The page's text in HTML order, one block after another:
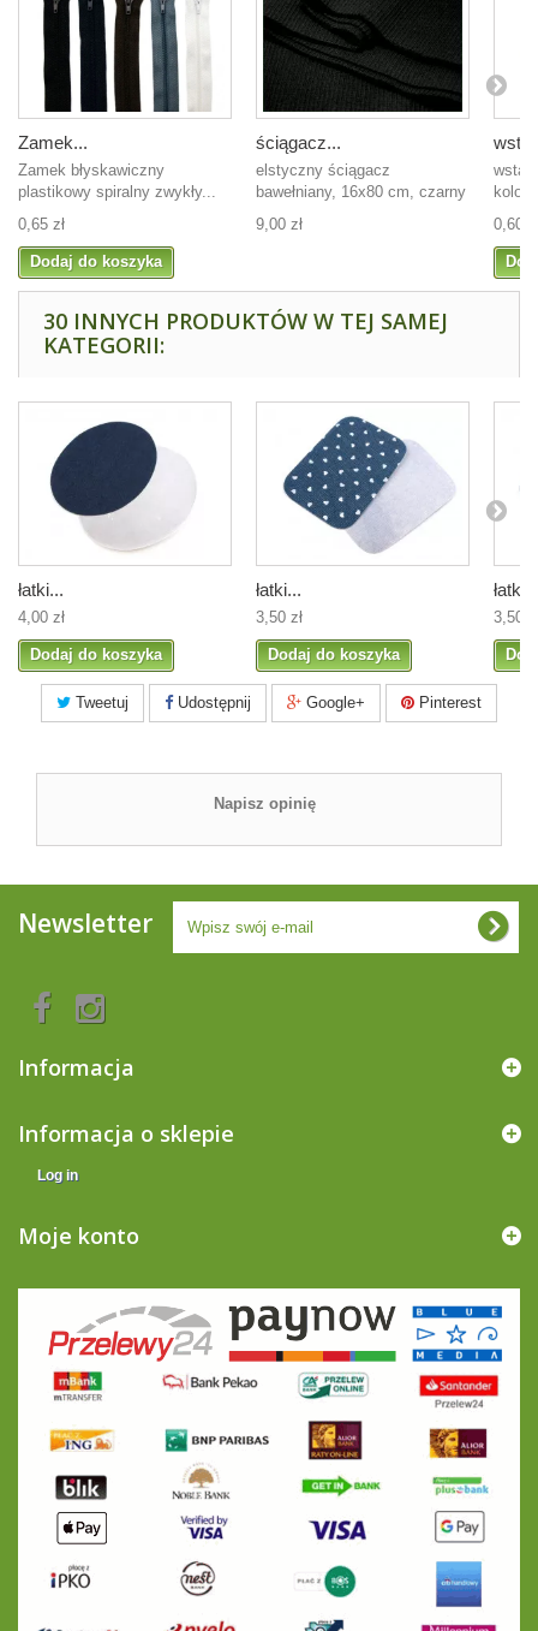
Zamek...
Zamek błyskawiczny
plastikowy spiralny zwykły...
0,65 zł
Dodaj do koszyka
ściągacz...
elstyczny ściągacz
bawełniany, 16x80 cm, czarny
9,00 zł
kolor
0,60
30 INNYCH PRODUKTÓW W TEJ SAMEJ
KATEGORII:
łatki...
4,00 zł
Dodaj do koszyka
łatki...
3,50 zł
Dodaj do koszyka
łatki...
3,50
Tweetuj Udostępnij Google+ Pinterest
Napisz opinię
Newsletter
Informacja
Informacja o sklepie
Log in
Moje konto